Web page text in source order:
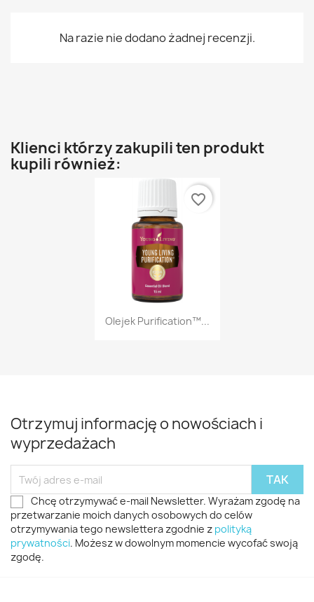
Na razie nie dodano żadnej recenzji.
Klienci którzy zakupili ten produkt
kupili również:
Szybki podgląd
Olejek Purification™...
favorite_border
Otrzymuj informację o nowościach i
wyprzedażach
Chcę otrzymywać e-mail Newsletter. Wyrażam zgodę na
przetwarzanie moich danych osobowych do celów
otrzymywania tego newslettera zgodnie z polityką
prywatności. Możesz w dowolnym momencie wycofać swoją
zgodę.